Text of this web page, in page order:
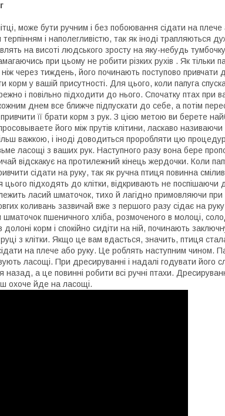
може бути ручним і без побоювання сідати на
і наполегливістю, так як іноді трапляються
на висоті людського зросту на яку-небудь
при цьому не робити різких рухів . Як тільки
через тиждень, його починають поступово
корм у вашій присутності. Для цього, коли папуга
і повільно підходити до нього. Спочатку птах при
днем все ближче підпускати до себе, а потім
її брати корм з рук. З цією метою ви берете
його між прутів клітини, ласкаво називаючи
важкою, і іноді доводиться проробляти цю процедуру
ласощі з ваших рук. Наступного разу вона бере
відскакує на протилежний кінець жердочки. Коли
сідати на руку, так як ручна птиця повинна
цього підходять до клітки, відкривають не
ласий шматочок, тихо й лагідно примовляючи
коливань зазвичай вже з першого разу сідає на
пшеничного хліба, розмоченого в молоці,
корм і спокійно сидіти на ній, починають
з клітки. Якщо це вам вдасться, значить, птиця
на плече або руку. Це роблять наступним чином.
ласощі. При дресируванні і надалі годувати його
назад, а це повинні робити всі ручні птахи.
охоче йде на ласощі.